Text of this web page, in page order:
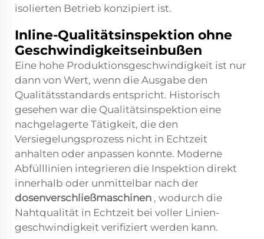
isolierten Betrieb konzipiert ist.
Inline-Qualitätsinspektion ohne
Geschwindigkeitseinbußen
Eine hohe Produktionsgeschwindigkeit ist nur
dann von Wert, wenn die Ausgabe den
Qualitätsstandards entspricht. Historisch
gesehen war die Qualitätsinspektion eine
nachgelagerte Tätigkeit, die den
Versiegelungsprozess nicht in Echtzeit
anhalten oder anpassen konnte. Moderne
Abfülllinien integrieren die Inspektion direkt
innerhalb oder unmittelbar nach der
dosenverschließmaschinen , wodurch die
Nahtqualität in Echtzeit bei voller Linien­
geschwindigkeit verifiziert werden kann.